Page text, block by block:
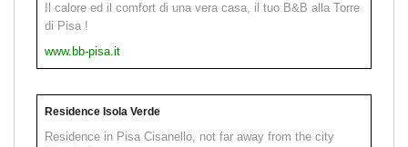
Il calore ed il comfort di una vera casa, il tuo B&B alla Torre
di Pisa !
www.bb-pisa.it
Residence Isola Verde
Residence in Pisa Cisanello, not far away from the city